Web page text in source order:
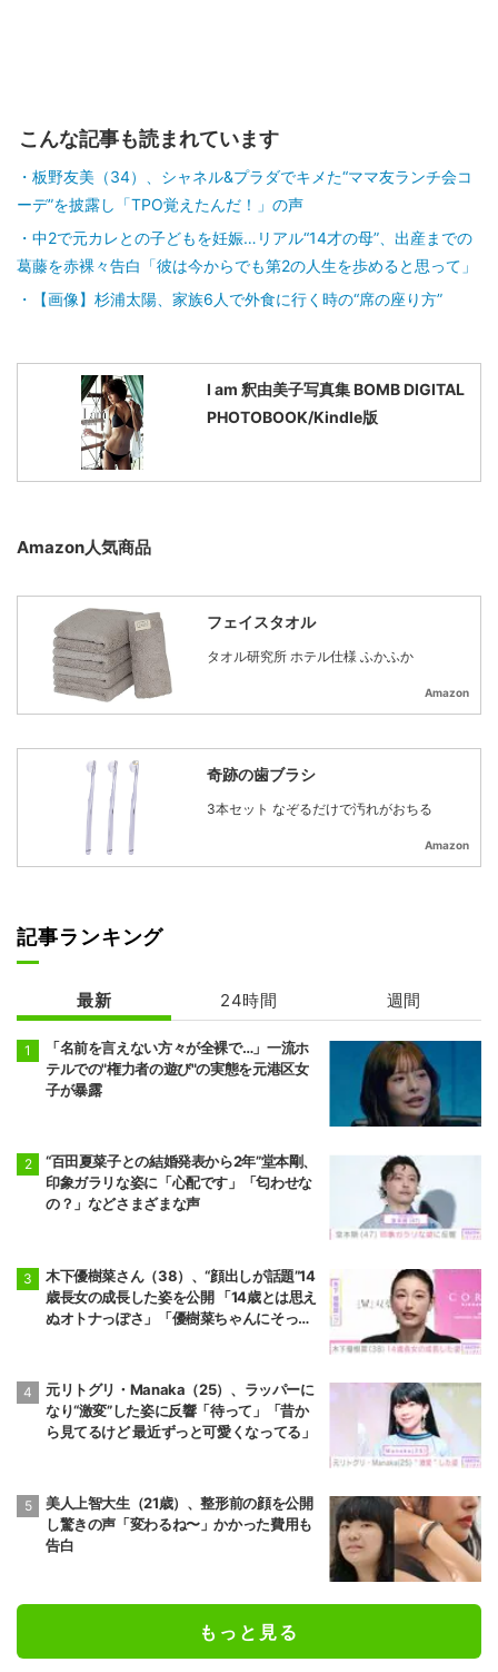
こんな記事も読まれています
板野友美（34）、シャネル&プラダでキメた“ママ友ランチ会コ
ーデ”を披露し「TPO覚えたんだ！」の声
中2で元カレとの子どもを妊娠…リアル“14才の母”、出産までの
葛藤を赤裸々告白「彼は今からでも第2の人生を歩めると思って」
【画像】杉浦太陽、家族6人で外食に行く時の“席の座り方”
I am 釈由美子写真集 BOMB DIGITAL
PHOTOBOOK/Kindle版
Amazon人気商品
フェイスタオル
タオル研究所 ホテル仕様 ふかふか
Amazon
奇跡の歯ブラシ
3本セット なぞるだけで汚れがおちる
Amazon
記事ランキング
最新 24時間 週間
「名前を言えない方々が全裸で…」一流ホ
テルでの"権力者の遊び"の実態を元港区女
子が暴露
“百田夏菜子との結婚発表から2年”堂本剛、
印象ガラリな姿に「心配です」「匂わせな
の？」などさまざまな声
木下優樹菜さん（38）、“顔出しが話題”14
歳長女の成長した姿を公開 「14歳とは思え
ぬオトナっぽさ」「優樹菜ちゃんにそっく
元リトグリ・Manaka（25）、ラッパーに
なり“激変”した姿に反響「待って」「昔か
ら見てるけど 最近ずっと可愛くなってる」
美人上智大生（21歳）、整形前の顔を公開
し驚きの声「変わるね〜」かかった費用も
告白
もっと見る